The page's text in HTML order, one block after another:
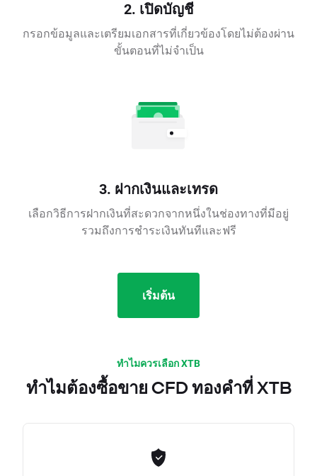
2. เปิดบัญชี
กรอกข้อมูลและเตรียมเอกสารที่เกี่ยวข้องโดยไม่ต้องผ่าน
ขั้นตอนที่ไม่จำเป็น
3. ฝากเงินและเทรด
เลือกวิธีการฝากเงินที่สะดวกจากหนึ่งในช่องทางที่มีอยู่
รวมถึงการชำระเงินทันทีและฟรี
เริ่มต้น
ทำไมควรเลือก XTB
ทำไมต้องซื้อขาย CFD ทองคำที่ XTB